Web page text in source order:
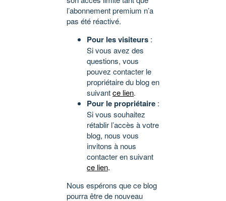
l’abonnement premium n’a
pas été réactivé.
Pour les visiteurs :
Si vous avez des
questions, vous
pouvez contacter le
propriétaire du blog en
suivantce lien.
Pour le propriétaire :
Si vous souhaitez
rétablir l’accès à votre
blog, nous vous
invitons à nous
contacter en suivant
ce lien.
Nous espérons que ce blog
pourra être de nouveau